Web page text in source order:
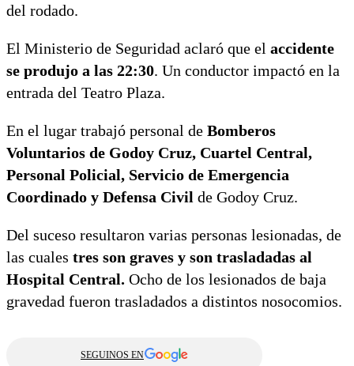
del rodado.
El Ministerio de Seguridad aclaró que el accidente
se produjo a las 22:30. Un conductor impactó en la
entrada del Teatro Plaza.
En el lugar trabajó personal de Bomberos
Voluntarios de Godoy Cruz, Cuartel Central,
Personal Policial, Servicio de Emergencia
Coordinado y Defensa Civil de Godoy Cruz.
Del suceso resultaron varias personas lesionadas, de
las cuales tres son graves y son trasladadas al
Hospital Central. Ocho de los lesionados de baja
gravedad fueron trasladados a distintos nosocomios.
SEGUINOS EN